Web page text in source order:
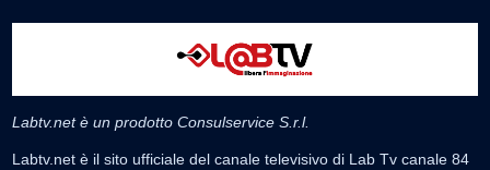
Labtv.net è un prodotto Consulservice S.r.l.
Labtv.net è il sito ufficiale del canale televisivo di Lab Tv canale 84